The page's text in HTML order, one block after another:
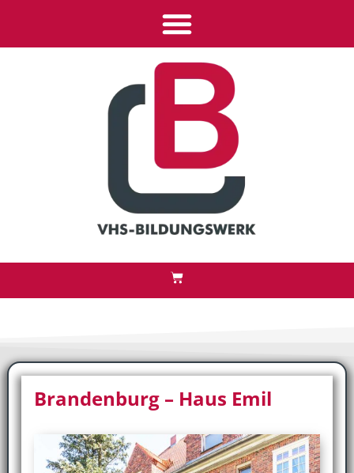
Brandenburg – Haus Emil